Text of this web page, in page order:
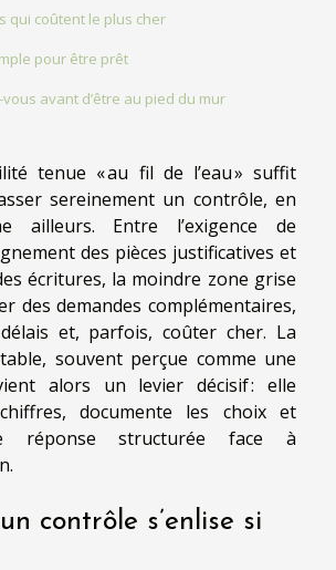
qui coûtent le plus cher
pour être prêt
avant d’être au pied du mur
tenue « au fil de l’eau » suffit
sereinement un contrôle, en
ailleurs. Entre l’exigence de
des pièces justificatives et
écritures, la moindre zone grise
des demandes complémentaires,
et, parfois, coûter cher. La
souvent perçue comme une
alors un levier décisif : elle
documente les choix et
réponse structurée face à
contrôle s’enlise si